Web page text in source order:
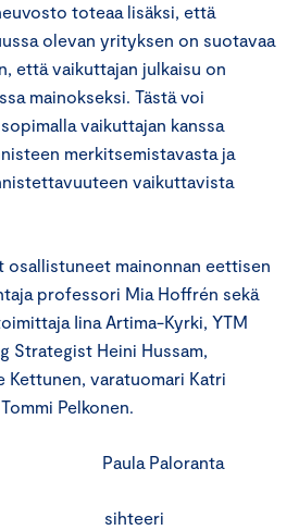
toteaa lisäksi, että
olevan yrityksen on suotavaa
että vaikuttajan julkaisu on
mainokseksi. Tästä voi
vaikuttajan kanssa
merkitsemistavasta ja
vaikuttavista
osallistuneet mainonnan eettisen
professori Mia Hoffrén sekä
Iina Artima-Kyrki, YTM
Strategist Heini Hussam,
Kettunen, varatuomari Katri
Pelkonen.
Paloranta
sihteeri